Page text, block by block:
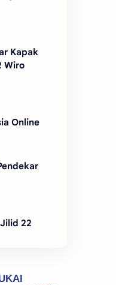
Kapak
Wiro
Online
22